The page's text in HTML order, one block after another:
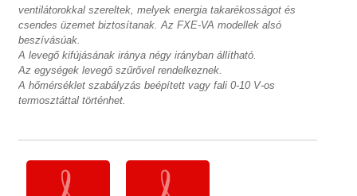
ventilátorokkal szereltek, melyek energia takarékosságot és
csendes üzemet biztosítanak. Az FXE-VA modellek alsó
beszívásúak.
A levegő kifújásának iránya négy irányban állítható.
Az egységek levegő szűrővel rendelkeznek.
A hőmérséklet szabályzás beépített vagy fali 0-10 V-os
termosztáttal történhet.